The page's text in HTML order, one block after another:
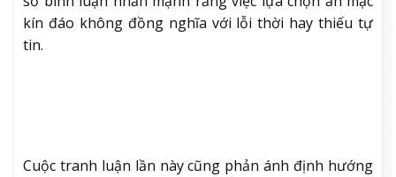
kín đáo không đồng nghĩa với lỗi thời hay thiếu tự
tin.
Cuộc tranh luận lần này cũng phản ánh định hướng